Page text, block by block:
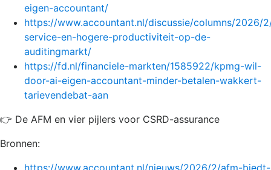
eigen-accountant/
https://www.accountant.nl/discussie/columns/2026/
service-en-hogere-productiviteit-op-de-
auditingmarkt/
https://fd.nl/financiele-markten/1585922/kpmg-wil-
door-ai-eigen-accountant-minder-betalen-wakkert-
tarievendebat-aan
👉 De AFM en vier pijlers voor CSRD-assurance
Bronnen:
https://www.accountant.nl/nieuws/2026/2/afm-biedt-